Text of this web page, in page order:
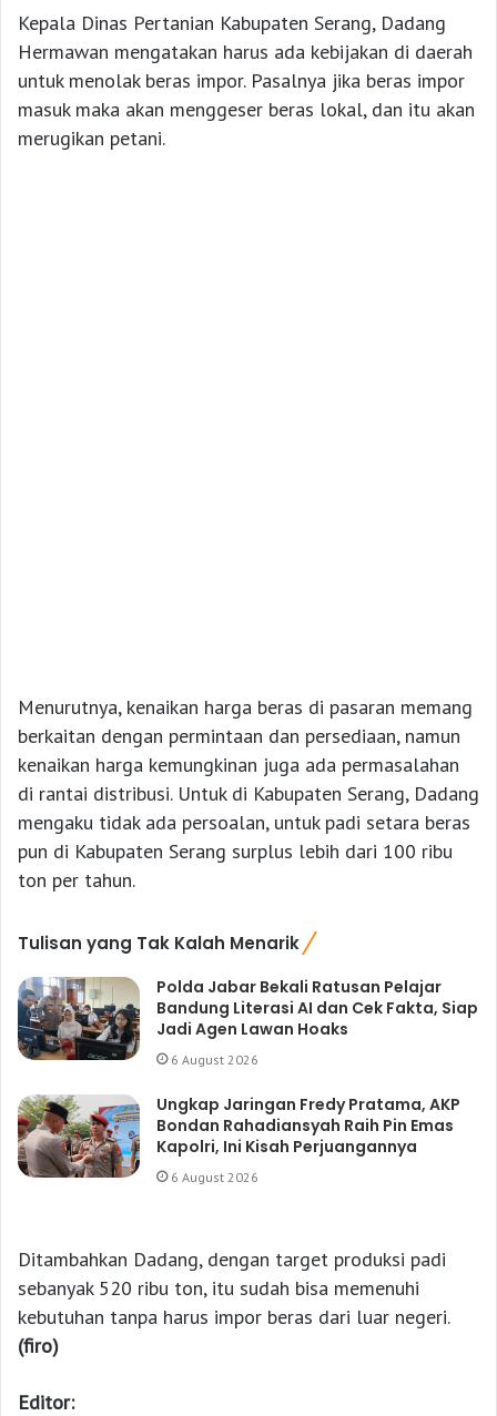
Kepala Dinas Pertanian Kabupaten Serang, Dadang
Hermawan mengatakan harus ada kebijakan di daerah
untuk menolak beras impor. Pasalnya jika beras impor
masuk maka akan menggeser beras lokal, dan itu akan
merugikan petani.
Menurutnya, kenaikan harga beras di pasaran memang
berkaitan dengan permintaan dan persediaan, namun
kenaikan harga kemungkinan juga ada permasalahan
di rantai distribusi. Untuk di Kabupaten Serang, Dadang
mengaku tidak ada persoalan, untuk padi setara beras
pun di Kabupaten Serang surplus lebih dari 100 ribu
ton per tahun.
Tulisan yang Tak Kalah Menarik
Polda Jabar Bekali Ratusan Pelajar
Bandung Literasi AI dan Cek Fakta, Siap
Jadi Agen Lawan Hoaks
6 August 2026
Ungkap Jaringan Fredy Pratama, AKP
Bondan Rahadiansyah Raih Pin Emas
Kapolri, Ini Kisah Perjuangannya
6 August 2026
Ditambahkan Dadang, dengan target produksi padi
sebanyak 520 ribu ton, itu sudah bisa memenuhi
kebutuhan tanpa harus impor beras dari luar negeri.
(firo)
Editor: